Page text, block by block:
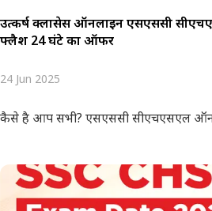
उत्कर्ष क्लासेस ऑनलाइन एसएससी
फ्लैश 24 घंटे का ऑफर
24 Jun 2025